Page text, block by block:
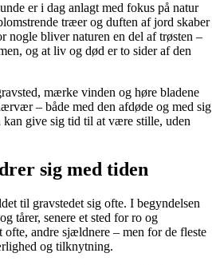
er i dag anlagt med fokus på natur
træer og duften af jord skaber
nogle bliver naturen en del af trøsten –
og at liv og død er to sider af den
mærke vinden og høre bladene
– både med den afdøde og med sig
kan give sig tid til at være stille, uden
sig med tiden
til gravstedet sig ofte. I begyndelsen
tårer, senere et sted for ro og
ofte, andre sjældnere – men for de fleste
og tilknytning.